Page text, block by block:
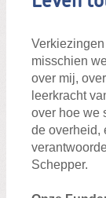
Zoeken:
misschien
over mij,
leerkracht
over hoe we
de overheid,
Schepper.